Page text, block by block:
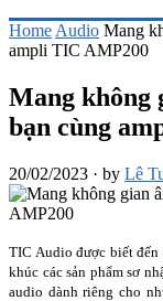
Home Audio Mang
ampli TIC AMP200
Mang không
bạn cùng
20/02/2023 · by Lê
TIC Audio được biết đến
khúc các sản phẩm sơ
audio dành riêng cho